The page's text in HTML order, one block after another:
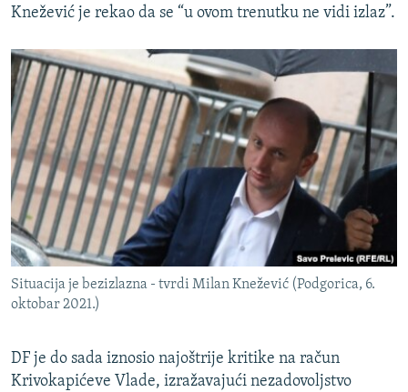
Knežević je rekao da se “u ovom trenutku ne vidi izlaz”.
Situacija je bezizlazna - tvrdi Milan Knežević (Podgorica, 6.
oktobar 2021.)
DF je do sada iznosio najoštrije kritike na račun
Krivokapićeve Vlade, izražavajući nezadovoljstvo